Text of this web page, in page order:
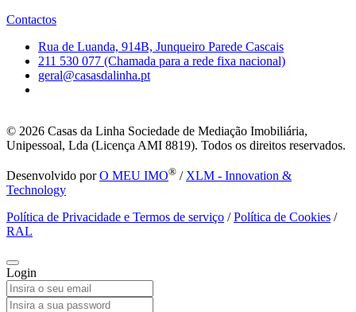
Contactos
Rua de Luanda, 914B, Junqueiro Parede Cascais
211 530 077 (Chamada para a rede fixa nacional)
geral@casasdalinha.pt
© 2026 Casas da Linha Sociedade de Mediação Imobiliária,
Unipessoal, Lda (Licença AMI 8819). Todos os direitos reservados.
Desenvolvido porO MEU IMO® / XLM - Innovation &
Technology
Política de Privacidade e Termos de serviço /Política de Cookies /
RAL
Login